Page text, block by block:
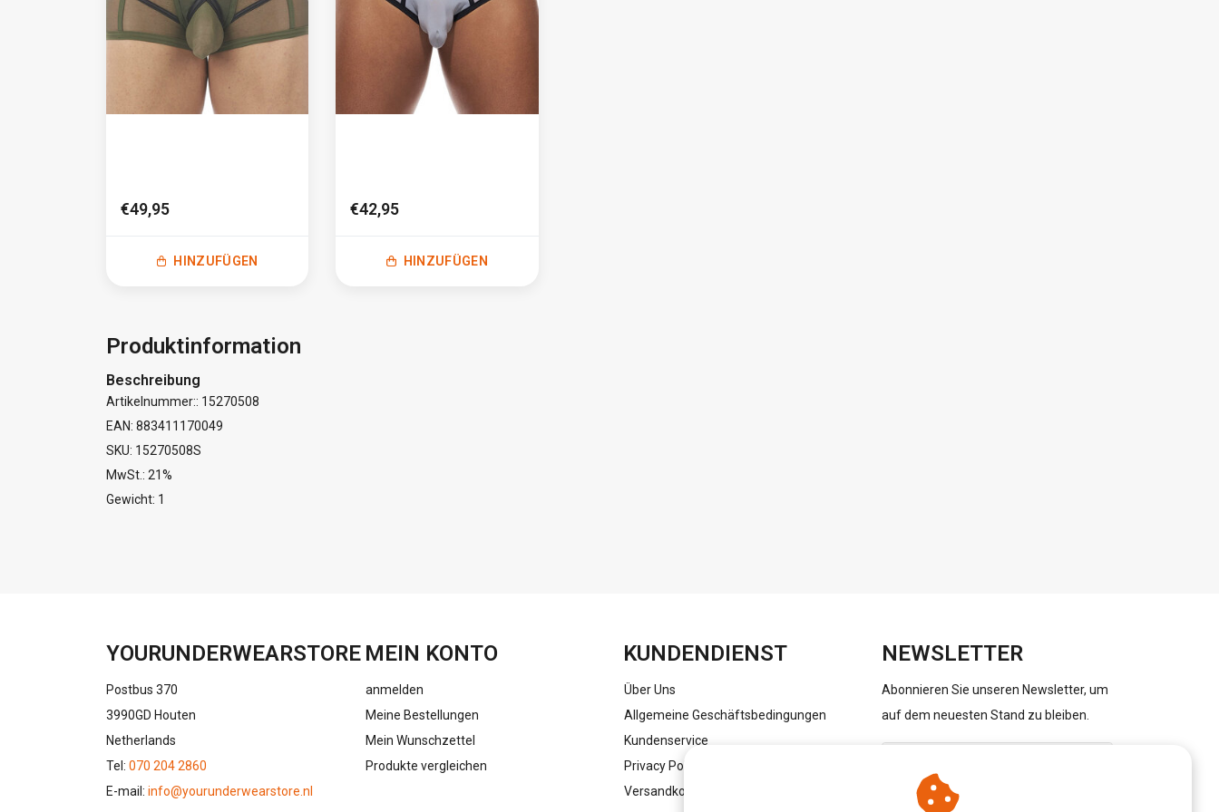
€49,95
HINZUFÜGEN
€42,95
HINZUFÜGEN
Produktinformation
Beschreibung
Artikelnummer:: 15270508
EAN: 883411170049
SKU: 15270508S
MwSt.: 21%
Gewicht: 1
YOURUNDERWEARSTORE
Postbus 370
3990GD Houten
Netherlands
Tel: 070 204 2860
E-mail: info@yourunderwearstore.nl
MEIN KONTO
anmelden
Meine Bestellungen
Mein Wunschzettel
Produkte vergleichen
KUNDENDIENST
Über Uns
Allgemeine Geschäftsbedingungen
Kundenservice
Privacy Policy
Versandkosten
NEWSLETTER
Abonnieren Sie unseren Newsletter, um
auf dem neuesten Stand zu bleiben.